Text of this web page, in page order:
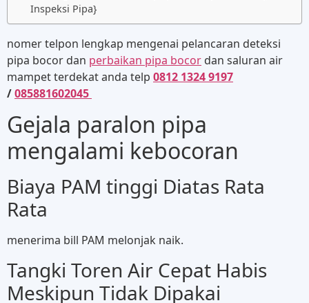
Inspeksi Pipa}
nomer telpon lengkap mengenai pelancaran deteksi
pipa bocor dan perbaikan pipa bocor dan saluran air
mampet terdekat anda telp 0812 1324 9197
/085881602045
Gejala paralon pipa
mengalami kebocoran
Biaya PAM tinggi Diatas Rata
Rata
menerima bill PAM melonjak naik.
Tangki Toren Air Cepat Habis
Meskipun Tidak Dipakai